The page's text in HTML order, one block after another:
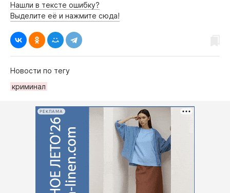
Нашли в тексте ошибку?
Выделите её и нажмите сюда!
Новости по тегу
криминал
РЕКЛАМА